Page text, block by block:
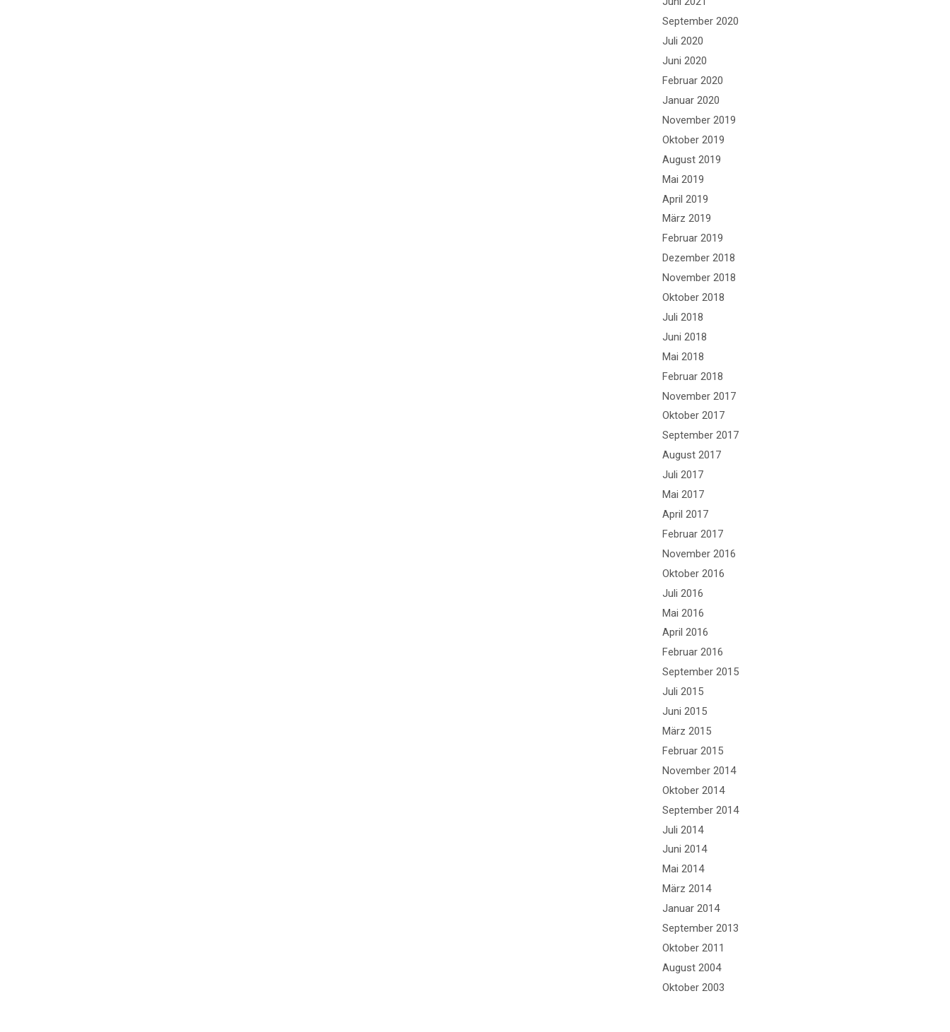
September 2020
Juli 2020
Juni 2020
Februar 2020
Januar 2020
November 2019
Oktober 2019
August 2019
Mai 2019
April 2019
März 2019
Februar 2019
Dezember 2018
November 2018
Oktober 2018
Juli 2018
Juni 2018
Mai 2018
Februar 2018
November 2017
Oktober 2017
September 2017
August 2017
Juli 2017
Mai 2017
April 2017
Februar 2017
November 2016
Oktober 2016
Juli 2016
Mai 2016
April 2016
Februar 2016
September 2015
Juli 2015
Juni 2015
März 2015
Februar 2015
November 2014
Oktober 2014
September 2014
Juli 2014
Juni 2014
Mai 2014
März 2014
Januar 2014
September 2013
Oktober 2011
August 2004
Oktober 2003